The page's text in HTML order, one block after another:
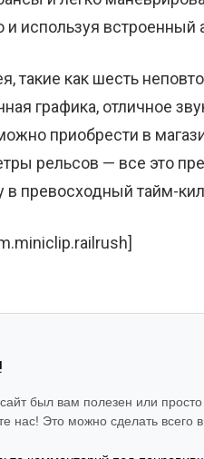
и используя встроенный
такие как шесть
графика, отличное
приобрести в
рельсов — все это
в превосходный тайм-
был вам полезен или
нас! Это можно сделать всего